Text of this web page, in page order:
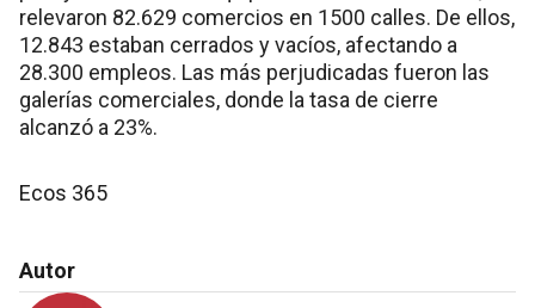
relevaron 82.629 comercios en 1500 calles. De ellos,
12.843 estaban cerrados y vacíos, afectando a
28.300 empleos. Las más perjudicadas fueron las
galerías comerciales, donde la tasa de cierre
alcanzó a 23%.
Ecos 365
Autor